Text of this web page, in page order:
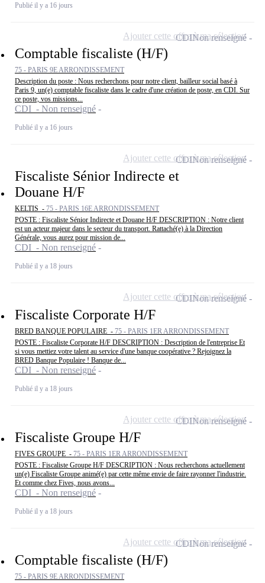
Publié il y a 16 jours
Comptable fiscaliste (H/F)
75 - PARIS 9E ARRONDISSEMENT
Description du poste : Nous recherchons pour notre client, bailleur social basé à
Paris 9, un(e) comptable fiscaliste dans le cadre d'une création de poste, en CDI. Sur
ce poste, vos missions...
CDI - Non renseigné
Publié il y a 16 jours
CDINon renseigné
Ajouter cette offre à ma sélection
Fiscaliste Sénior Indirecte et
Douane H/F
KELTIS - 75 - PARIS 16E ARRONDISSEMENT
POSTE : Fiscaliste Sénior Indirecte et Douane H/F DESCRIPTION : Notre client
est un acteur majeur dans le secteur du transport. Rattaché(e) à la Direction
Générale, vous aurez pour mission de...
CDI - Non renseigné
Publié il y a 18 jours
CDINon renseigné
Ajouter cette offre à ma sélection
Fiscaliste Corporate H/F
BRED BANQUE POPULAIRE - 75 - PARIS 1ER ARRONDISSEMENT
POSTE : Fiscaliste Corporate H/F DESCRIPTION : Description de l'entreprise Et
si vous mettiez votre talent au service d'une banque coopérative ? Rejoignez la
BRED Banque Populaire ! Banque de...
CDI - Non renseigné
Publié il y a 18 jours
CDINon renseigné
Ajouter cette offre à ma sélection
Fiscaliste Groupe H/F
FIVES GROUPE - 75 - PARIS 1ER ARRONDISSEMENT
POSTE : Fiscaliste Groupe H/F DESCRIPTION : Nous recherchons actuellement
un(e) Fiscaliste Groupe animé(e) par cette même envie de faire rayonner l'industrie.
Et comme chez Fives, nous avons...
CDI - Non renseigné
Publié il y a 18 jours
CDINon renseigné
Ajouter cette offre à ma sélection
Comptable fiscaliste (H/F)
75 - PARIS 9E ARRONDISSEMENT
CDINon renseigné
Ajouter cette offre à ma sélection